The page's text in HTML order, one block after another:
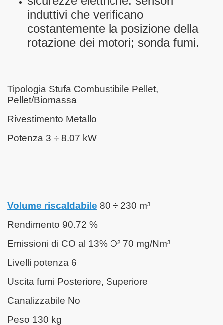
induttivi che verificano
costantemente la posizione della
rotazione dei motori; sonda fumi.
Tipologia Stufa Combustibile Pellet,
Pellet/Biomassa
Rivestimento Metallo
Potenza 3 ÷ 8.07 kW
Volume riscaldabile 80 ÷ 230 m³
Rendimento 90.72 %
Emissioni di CO al 13% O² 70 mg/Nm³
Livelli potenza 6
Uscita fumi Posteriore, Superiore
Canalizzabile No
Peso 130 kg